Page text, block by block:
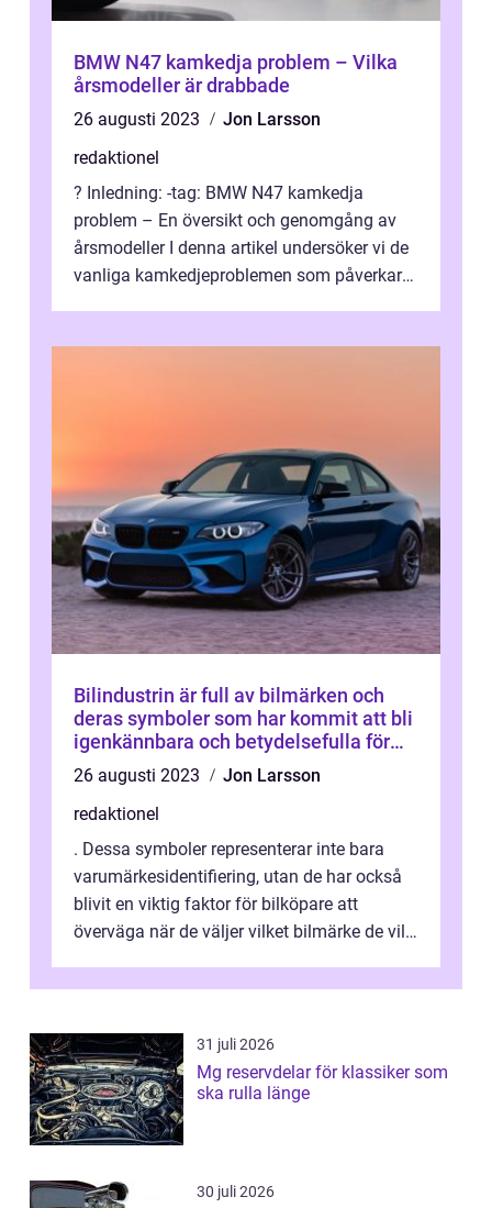
BMW N47 kamkedja problem – Vilka
årsmodeller är drabbade
26 augusti 2023
Jon Larsson
redaktionel
? Inledning: -tag: BMW N47 kamkedja
problem – En översikt och genomgång av
årsmodeller I denna artikel undersöker vi de
vanliga kamkedjeproblemen som påverkar
Bilindustrin är full av bilmärken och
deras symboler som har kommit att bli
igenkännbara och betydelsefulla för
bilägare och entusiaster över hela
världen
26 augusti 2023
Jon Larsson
redaktionel
. Dessa symboler representerar inte bara
varumärkesidentifiering, utan de har också
blivit en viktig faktor för bilköpare att
överväga när de väljer vilket bilmärke de vill
31 juli 2026
Mg reservdelar för klassiker som
ska rulla länge
30 juli 2026